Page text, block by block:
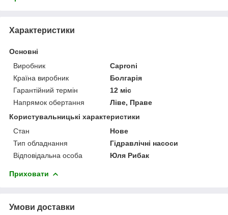
Характеристики
Основні
Виробник
Caproni
Країна виробник
Болгарія
Гарантійний термін
12 міс
Напрямок обертання
Ліве, Праве
Користувальницькі характеристики
Стан
Нове
Тип обладнання
Гідравлічні насоси
Відповідальна особа
Юля Рибак
Приховати
Умови доставки